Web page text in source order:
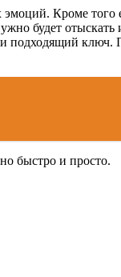
Кроме того
будет
ключ.
быстро и просто.